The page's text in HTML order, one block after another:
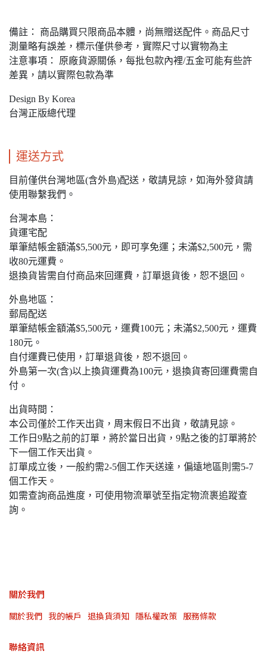
備註： 商品購買只限商品本體，尚無贈送配件。商品尺寸
測量略有誤差，標示僅供參考，實際尺寸以實物為主
注意事項： 原廠貨源關係，每批包款內裡/五金可能有些許
差異，請以實際包款為準
Design By Korea
台灣正版總代理
運送方式
目前僅供台灣地區(含外島)配送，敬請見諒，如海外發貨請
使用聯繫我們。
台灣本島：
貨運宅配
單筆結帳金額滿$5,500元，即可享免運；未滿$2,500元，需
收80元運費。
退換貨皆需自付商品來回運費，訂單退貨後，恕不退回。
外島地區：
郵局配送
單筆結帳金額滿$5,500元，運費100元；未滿$2,500元，運費
180元。
自付運費已使用，訂單退貨後，恕不退回。
外島第一次(含)以上換貨運費為100元，退換貨寄回運費需自
付。
出貨時間：
本公司僅於工作天出貨，周末假日不出貨，敬請見諒。
工作日9點之前的訂單，將於當日出貨，9點之後的訂單將於
下一個工作天出貨。
訂單成立後，一般約需2-5個工作天送達，偏遠地區則需5-7
個工作天。
如需查詢商品進度，可使用物流單號至指定物流裹追蹤查
詢。
關於我們
關於我們 我的帳戶 退換貨須知 隱私權政策 服務條款
聯絡資訊